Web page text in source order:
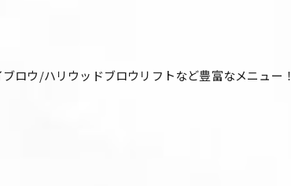
ロウ/ハリウッドブロウリフトなど豊富なメニュー！